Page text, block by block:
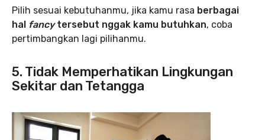
Pilih sesuai kebutuhanmu, jika kamu rasa berbagai
hal fancytersebut nggak kamu butuhkan, coba
pertimbangkan lagi pilihanmu.
5. Tidak Memperhatikan Lingkungan
Sekitar dan Tetangga